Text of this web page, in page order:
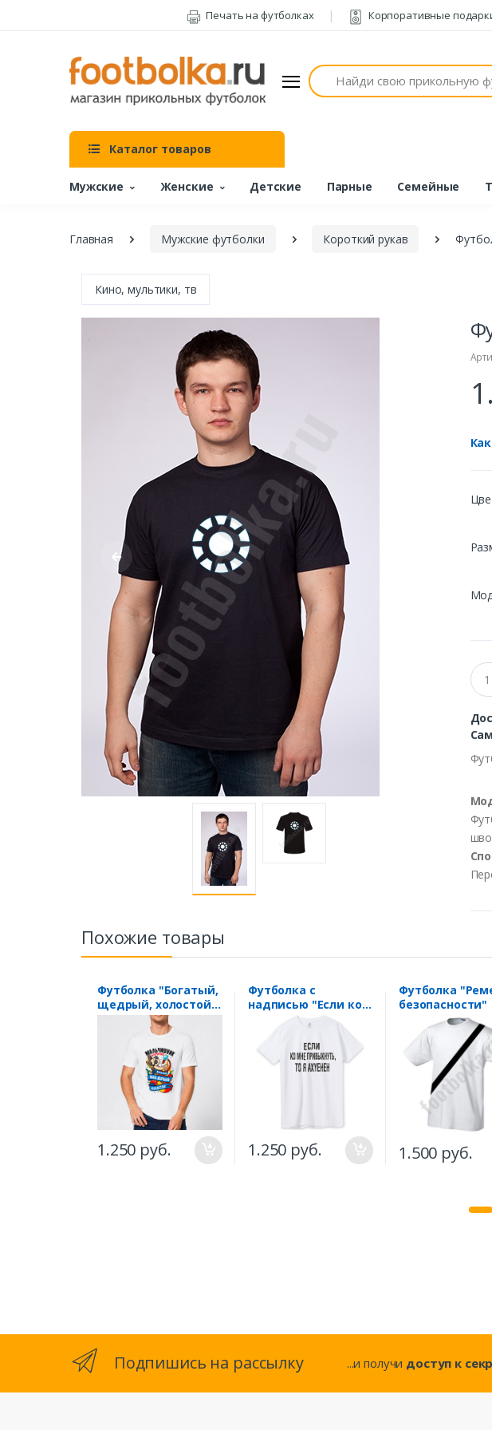
Печать на футболках Корпоративные
Поиск
Каталог товаров
Мужские Женские Детские Парные Семейные
Главная Мужские футболки Короткий рукав
Кино, мультики, тв
Похожие товары
Футболка "Богатый,
щедрый, холостой"
горячий
мальчишник
1.250 руб.
Футболка с
надписью "Если ко
мне привыкнуть, то
1.250 руб.
Футболка
безопасности"
1.500 руб.
Подпишись на рассылку ...и получи доступ к